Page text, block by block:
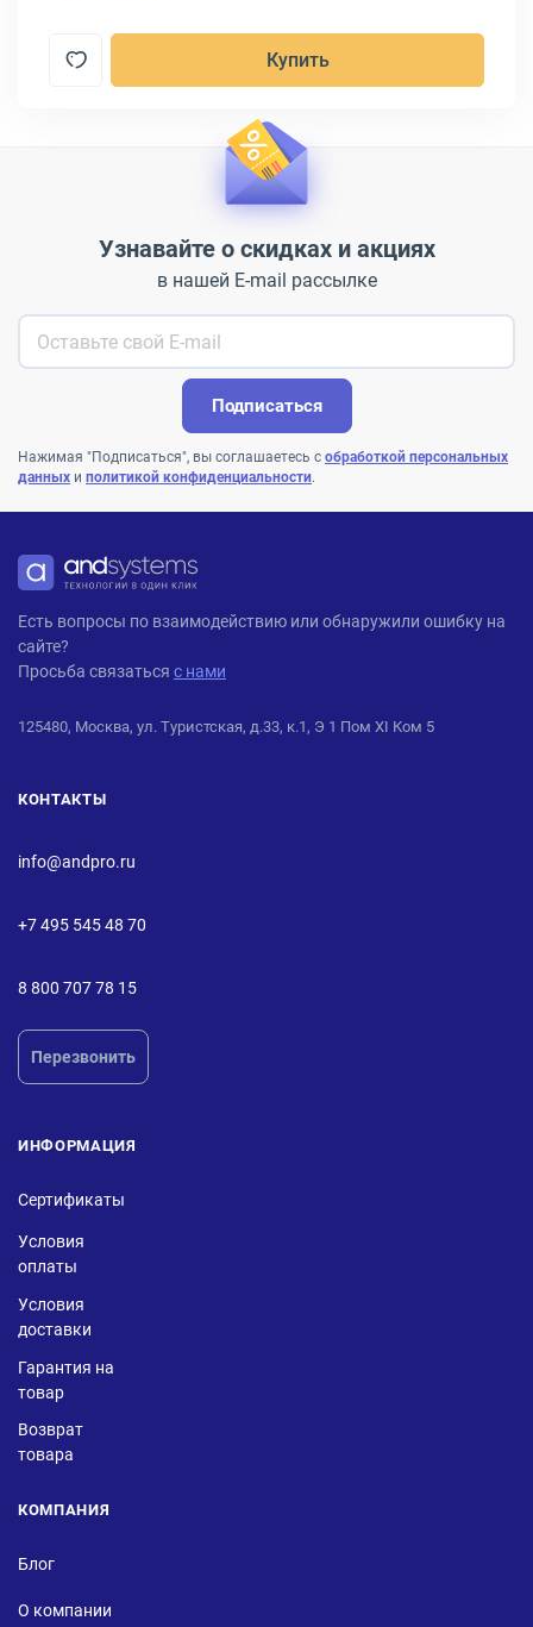
Купить
Узнавайте о скидках и акциях
в нашей E-mail рассылке
Подписаться
Нажимая "Подписаться", вы соглашаетесь с обработкой персональных
данных и политикой конфиденциальности.
ANDPRO
Есть вопросы по взаимодействию или обнаружили ошибку на
сайте?
Просьба связаться с нами
125480, Москва, ул. Туристская, д.33, к.1, Э 1 Пом XI Ком 5
КОНТАКТЫ
info@andpro.ru
+7 495 545 48 70
8 800 707 78 15
Перезвонить
ИНФОРМАЦИЯ
Сертификаты
Условия
оплаты
Условия
доставки
Гарантия на
товар
Возврат
товара
КОМПАНИЯ
Блог
О компании